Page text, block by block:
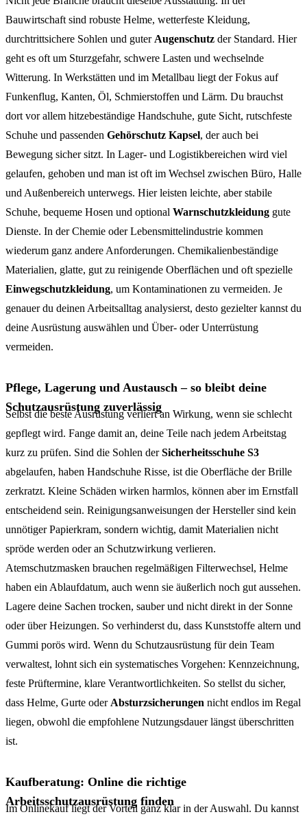
Bauwirtschaft sind robuste Helme, wetterfeste Kleidung,
durchtrittsichere Sohlen und guterAugenschutz der Standard. Hier
geht es oft um Sturzgefahr, schwere Lasten und wechselnde
Witterung. In Werkstätten und im Metallbau liegt der Fokus auf
Funkenflug, Kanten, Öl, Schmierstoffen und Lärm. Du brauchst
dort vor allem hitzebeständige Handschuhe, gute Sicht, rutschfeste
Schuhe und passenden Gehörschutz Kapsel, der auch bei
Bewegung sicher sitzt. In Lager- und Logistikbereichen wird viel
gelaufen, gehoben und man ist oft im Wechsel zwischen Büro, Halle
und Außenbereich unterwegs. Hier leisten leichte, aber stabile
Schuhe, bequeme Hosen und optional Warnschutzkleidung gute
Dienste. In der Chemie oder Lebensmittelindustrie kommen
wiederum ganz andere Anforderungen. Chemikalienbeständige
Materialien, glatte, gut zu reinigende Oberflächen und oft spezielle
Einwegschutzkleidung, um Kontaminationen zu vermeiden. Je
genauer du deinen Arbeitsalltag analysierst, desto gezielter kannst du
deine Ausrüstung auswählen und Über- oder Unterrüstung
vermeiden.
Pflege, Lagerung und Austausch – so bleibt deine
Schutzausrüstung zuverlässig
Selbst die beste Ausrüstung verliert an Wirkung, wenn sie schlecht
gepflegt wird. Fange damit an, deine Teile nach jedem Arbeitstag
kurz zu prüfen. Sind die Sohlen derSicherheitsschuhe S3
abgelaufen, haben Handschuhe Risse, ist die Oberfläche der Brille
zerkratzt. Kleine Schäden wirken harmlos, können aber im Ernstfall
entscheidend sein. Reinigungsanweisungen der Hersteller sind kein
unnötiger Papierkram, sondern wichtig, damit Materialien nicht
spröde werden oder an Schutzwirkung verlieren.
Atemschutzmasken brauchen regelmäßigen Filterwechsel, Helme
haben ein Ablaufdatum, auch wenn sie äußerlich noch gut aussehen.
Lagere deine Sachen trocken, sauber und nicht direkt in der Sonne
oder über Heizungen. So verhinderst du, dass Kunststoffe altern und
Gummi porös wird. Wenn du Schutzausrüstung für dein Team
verwaltest, lohnt sich ein systematisches Vorgehen: Kennzeichnung,
feste Prüftermine, klare Verantwortlichkeiten. So stellst du sicher,
dass Helme, Gurte oder Absturzsicherungen nicht endlos im Regal
liegen, obwohl die empfohlene Nutzungsdauer längst überschritten
ist.
Kaufberatung: Online die richtige
Arbeitsschutzausrüstung finden
Im Onlinekauf liegt der Vorteil ganz klar in der Auswahl. Du kannst